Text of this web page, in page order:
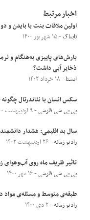
اخبار مرتبط
اولین ملاقات بنت با بایدن و
تابناک- ۱۵ شهریور ۱۴۰۰
بارش‌های پاییزی به‌هنگام و
ذخایر آبی داشت؟
ایسنا - ۱۸ خرداد ۱۴۰۲
سکس انسان با نئاندرتال
بی بی سی فارسی- ۹ اردیبهشت ۱۴۰۰
سال بد اقلیمی: هشدار
رادیو زمانه- ۲۶ اردیبهشت ۱۴۰۲
تاثیر ظریف ماه روی آب‌و‌هوای
بی بی سی فارسی- ۱۶ مهر ۱۴۰۰
طبقه‌ی متوسط و مسئله‌ی مواد
رادیو زمانه- ۲ دی ۱۴۰۰